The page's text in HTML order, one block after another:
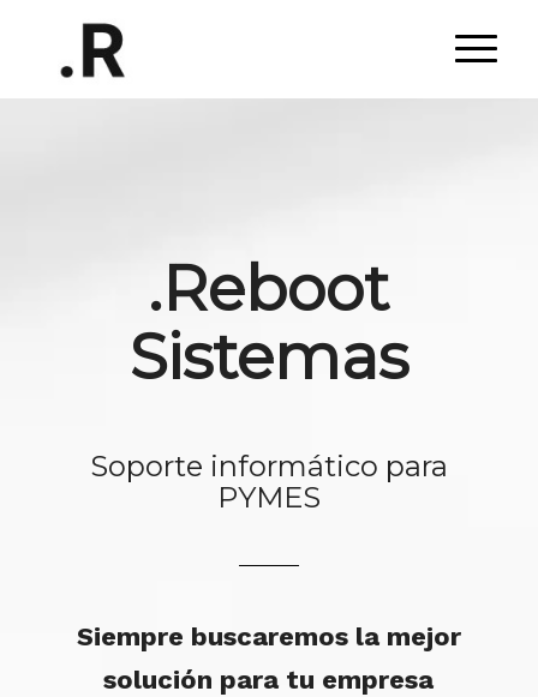
.Reboot
Sistemas
Soporte informático para
PYMES
Siempre buscaremos la mejor
solución para tu empresa